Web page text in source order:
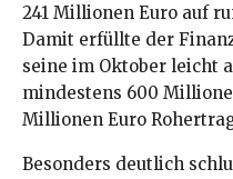
241 Millionen Euro auf
Damit erfüllte der
seine im Oktober leicht
mindestens 600
Millionen Euro
Besonders deutlich